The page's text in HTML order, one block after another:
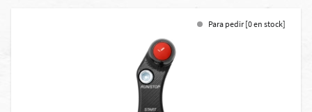
Para pedir [0 en stock]